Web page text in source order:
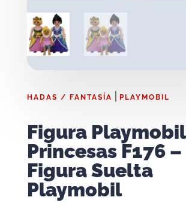
HADAS / FANTASÍA PLAYMOBIL
Figura Playmobil
Princesas F176 –
Figura Suelta
Playmobil